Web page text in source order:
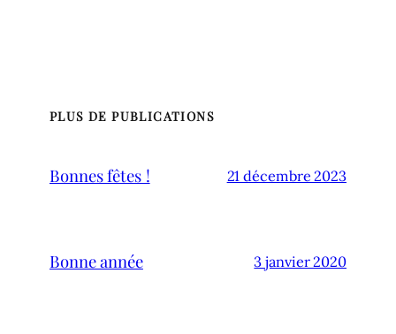
PLUS DE PUBLICATIONS
Bonnes fêtes ! 21 décembre 2023
Bonne année 3 janvier 2020